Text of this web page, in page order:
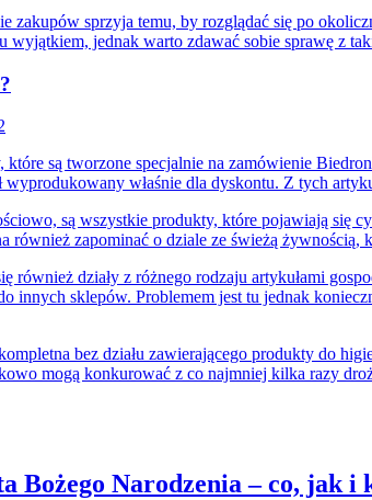
zakupów sprzyja temu, by rozglądać się po
wyjątkiem, jednak warto zdawać sobie sprawę z
są tworzone specjalnie na zamówienie
wyprodukowany właśnie dla dyskontu. Z tych
są wszystkie produkty, które pojawiają się
również zapominać o dziale ze świeżą
również działy z różnego rodzaju artykułami
innych sklepów. Problemem jest tu jednak
bez działu zawierającego produkty do
mogą konkurować z co najmniej kilka razy
Bożego Narodzenia – co, jak i